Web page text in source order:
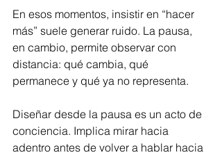
En esos momentos, insistir en “hacer
más” suele generar ruido. La pausa,
en cambio, permite observar con
distancia: qué cambia, qué
permanece y qué ya no representa.
Diseñar desde la pausa es un acto de
conciencia. Implica mirar hacia
adentro antes de volver a hablar hacia